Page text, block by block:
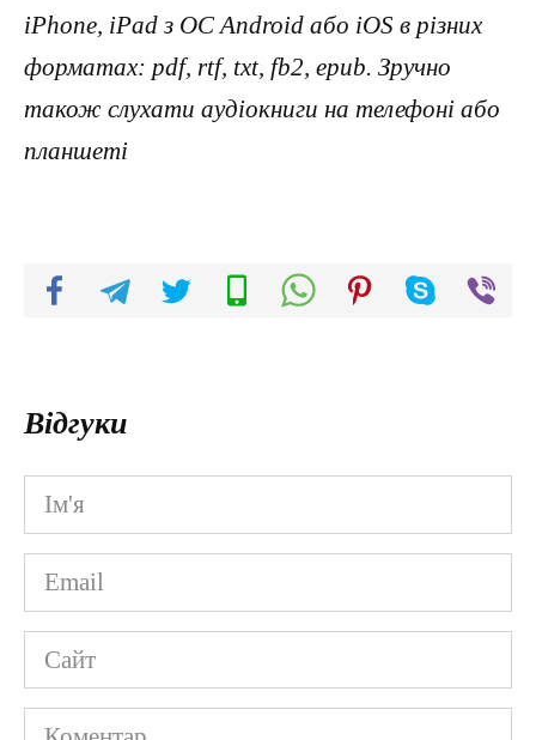
iPhone, iPad з ОС Android або iOS в різних
форматах: pdf, rtf, txt, fb2, epub. Зручно
також слухати аудіокниги на телефоні або
планшеті
Відгуки
Ім'я
*
Email
*
Сайт
Коментар